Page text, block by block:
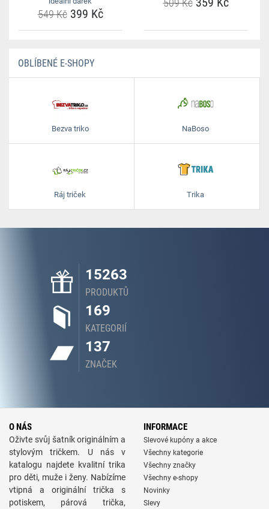
549 Kč399 Kč
509 Kč
OBLÍBENÉ E-SHOPY
Bezva triko NaBoso
Ráj triček Trika
15263
PRODUKTŮ
169
KATEGORIÍ
137
ZNAČEK
O NÁS
Oživte svůj šatník originálním a
stylovým tričkem. U nás v
katalogu najdete kvalitní trika
pro děti, muže i ženy. Nabízíme
vtipná a originální trička s
potiskem, párová trička,
INFORMACE
Slevové kupóny a akce
Všechny kategorie
Všechny značky
Všechny e-shopy
Novinky
Slevy